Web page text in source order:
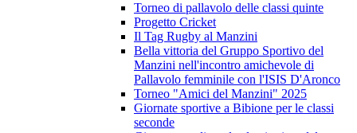
Torneo di pallavolo delle classi quinte
Progetto Cricket
Il Tag Rugby al Manzini
Bella vittoria del Gruppo Sportivo del
Manzini nell'incontro amichevole di
Pallavolo femminile con l'ISIS D'Aronco
Torneo "Amici del Manzini" 2025
Giornate sportive a Bibione per le classi
seconde